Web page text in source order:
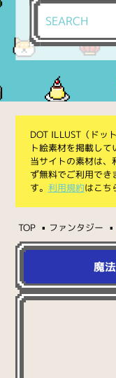
DOT ILLUST（ドッ
ト絵素材を掲載して
当サイトの素材は、
ず無料でご利用で
す。 利用規約はこち
TOP ファンタジー
魔